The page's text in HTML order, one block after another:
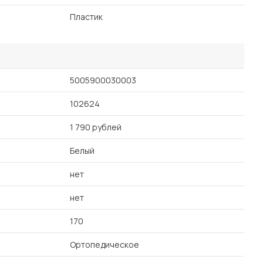
Пластик
5005900030003
102624
1 790 рублей
Белый
нет
нет
170
Ортопедическое